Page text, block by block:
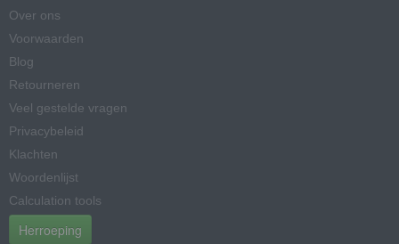
Over ons
Voorwaarden
Blog
Retourneren
Veel gestelde vragen
Privacybeleid
Klachten
Woordenlijst
Calculation tools
Herroeping